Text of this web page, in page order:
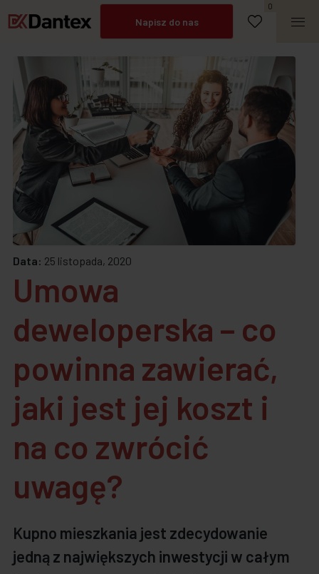
Napisz do nas
Zadzwoń
0
Data: 25 listopada, 2020
Umowa
deweloperska – co
powinna zawierać,
jaki jest jej koszt i
na co zwrócić
uwagę?
Kupno mieszkania jest zdecydowanie
jedną z największych inwestycji w całym